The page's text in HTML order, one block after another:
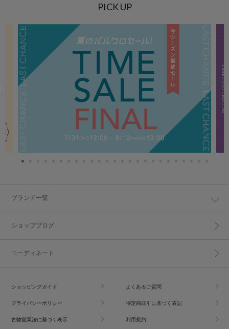
PICK UP
ブランド一覧
ショップブログ
コーディネート
ショッピングガイド よくあるご質問
プライバシーポリシー 特定商取引に基づく表記
古物営業法に基づく表示 利用規約